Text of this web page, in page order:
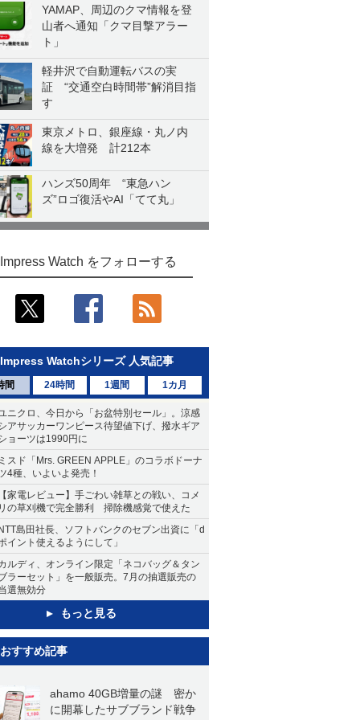
YAMAP、周辺のクマ情報を登
山者へ通知「クマ目撃アラー
ト」
軽井沢で自動運転バスの実
証 “交通空白時間帯”解消目指
す
東京メトロ、銀座線・丸ノ内
線を大増発 計212本
ハンズ50周年 “東急ハン
ズ”ロゴ復活やAI「てて丸」
Impress Watch をフォローする
Impress Watchシリーズ 人気記事
間 24時間 1週間 1カ月
ニクロ、今日から「お盆特別セール」。涼感
アサッカーワンピース待望値下げ、撥水ギア
ョーツは1990円に
スド「Mrs. GREEN APPLE」のコラボドーナ
4種、いよいよ発売！
家電レビュー】手ごわい雑草との戦い、コメ
の草刈機で完全勝利 掃除機感覚で使えた
島田社長、ソフトバンクのセブン出資に「d
イント使えるようにして」
ルディ、オンライン限定「ネコバッグ＆タン
ラーセット」を一般販売。7月の抽選販売の
選無効分
もっと見る
おすすめ記事
ahamo 40GB増量の謎 密か
に開幕したサブブランド戦争